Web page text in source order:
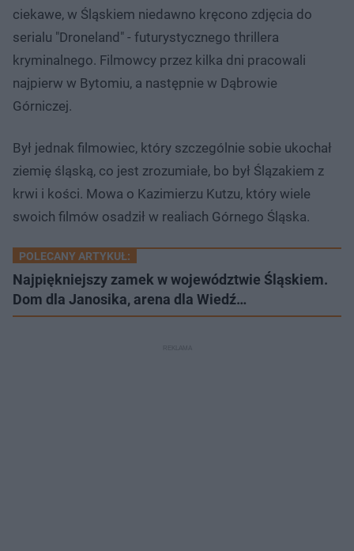
ciekawe, w Śląskiem niedawno kręcono zdjęcia do
serialu "Droneland" - futurystycznego thrillera
kryminalnego. Filmowcy przez kilka dni pracowali
najpierw w Bytomiu, a następnie w Dąbrowie
Górniczej.
Był jednak filmowiec, który szczególnie sobie ukochał
ziemię śląską, co jest zrozumiałe, bo był Ślązakiem z
krwi i kości. Mowa o Kazimierzu Kutzu, który wiele
swoich filmów osadził w realiach Górnego Śląska.
POLECANY ARTYKUŁ:
Najpiękniejszy zamek w województwie Śląskiem.
Dom dla Janosika, arena dla Wiedź…